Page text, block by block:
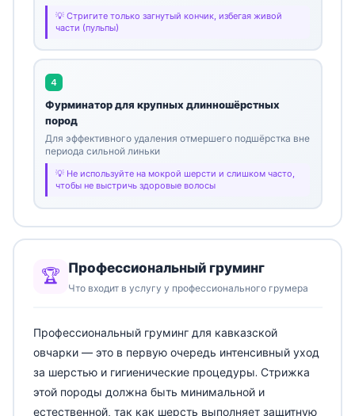
Стригите только загнутый кончик, избегая живой
части (пульпы)
4
Фурминатор для крупных длинношёрстных
пород
Для эффективного удаления отмершего подшёрстка вне
периода сильной линьки
Не используйте на мокрой шерсти и слишком часто,
чтобы не выстричь здоровые волосы
🏆 Профессиональный груминг
Что входит в услугу у профессионального грумера
Профессиональный груминг для кавказской
овчарки — это в первую очередь интенсивный уход
за шерстью и гигиенические процедуры. Стрижка
этой породы должна быть минимальной и
естественной, так как шерсть выполняет защитную